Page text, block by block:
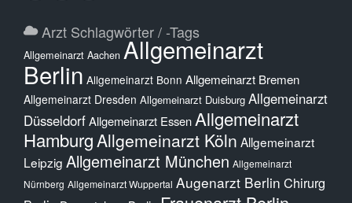
Arzt Schlagwörter / -Tags
Allgemeinarzt Aachen Allgemeinarzt
Berlin Allgemeinarzt Bonn Allgemeinarzt Bremen
Allgemeinarzt Dresden Allgemeinarzt Duisburg Allgemeinarzt
DüsseldorfAllgemeinarzt Essen Allgemeinarzt
HamburgAllgemeinarzt Köln Allgemeinarzt
Leipzig Allgemeinarzt München Allgemeinarzt
Nürnberg Allgemeinarzt Wuppertal Augenarzt Berlin Chirurg